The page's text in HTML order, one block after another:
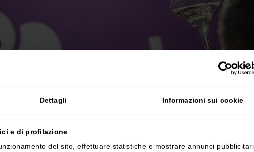
Dettagli Informazioni sui cookie
e di profilazione
del sito, effettuare statistiche e mostrare annunci pubblicitari